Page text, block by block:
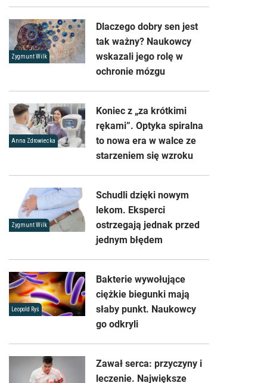
Zygmunt Wilk
Dlaczego dobry sen jest
tak ważny? Naukowcy
wskazali jego rolę w
ochronie mózgu
Anna Zdrowiecka
Koniec z „za krótkimi
rękami”. Optyka spiralna
to nowa era w walce ze
starzeniem się wzroku
Zygmunt Wilk
Schudli dzięki nowym
lekom. Eksperci
ostrzegają jednak przed
jednym błędem
Leopold Ryś
Bakterie wywołujące
ciężkie biegunki mają
słaby punkt. Naukowcy
go odkryli
Zawał serca: przyczyny i
leczenie. Największe